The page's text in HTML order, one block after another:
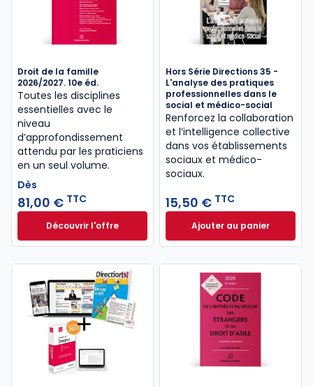
Droit de la famille
2026/2027. 10e éd.
Toutes les disciplines
essentielles avec le
niveau
d’approfondissement
attendu par les praticiens
en un seul volume.
Dès
81,00 € TTC
Découvrir l'offreDroit de la famille 2026/2027. 10e éd. à partir de
Dès
Hors Série Directions 35 -
L'analyse des pratiques
professionnelles dans le
social et médico-social
Renforcez la collaboration
et l’intelligence collective
dans vos établissements
sociaux et médico-
sociaux.
15,50 € TTC
Ajouter au panier
Hors Série